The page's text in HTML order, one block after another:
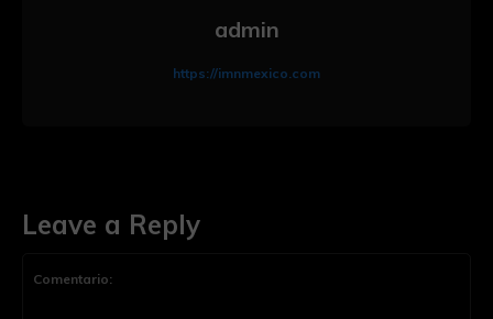
Leave a Reply
admin
https://imnmexico.com